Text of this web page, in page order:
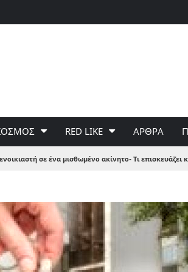
Δε φταίει ο
του Γιώργου
RED LIKE ΑΡΘΡΑ
σε ένα μισθωμένο ακίνητο- Τι επισκευάζει